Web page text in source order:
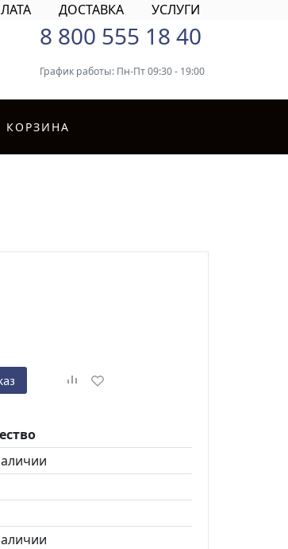
ДОСТАВКА УСЛУГИ
8 800 555 18 40
График работы: Пн-Пт 09:30 - 19:00
КОРЗИНА